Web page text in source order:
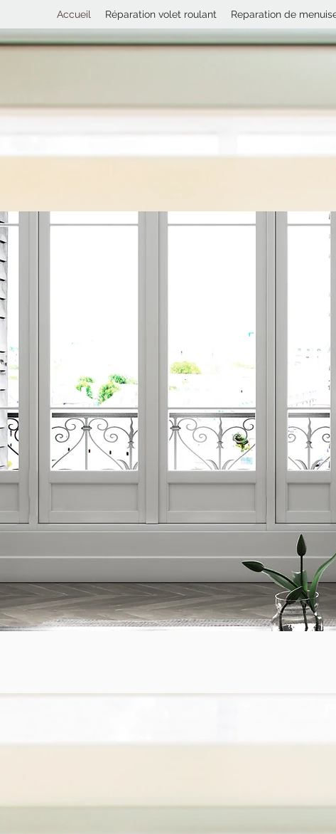
Accueil Réparation volet roulant Reparation de